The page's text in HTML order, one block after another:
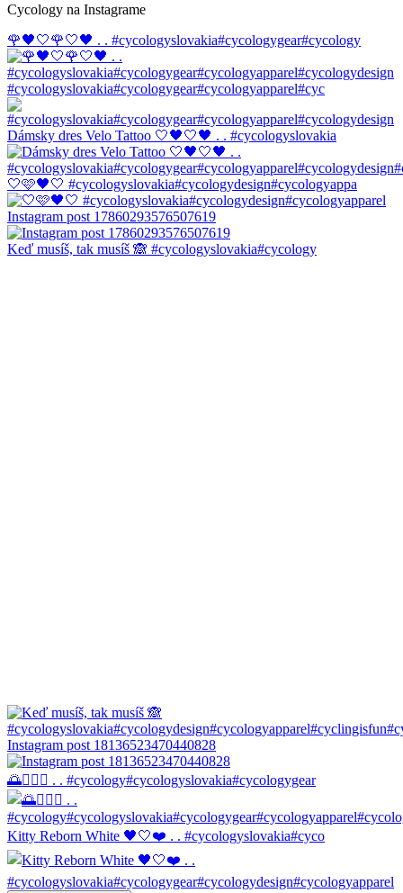
Cycology na Instagrame
🌹🖤🤍🌹🤍🖤 . . #cycologyslovakia#cycologygear#cycology
#cycologyslovakia#cycologygear#cycologyapparel#cyc
Dámsky dres Velo Tattoo 🤍🖤🤍🖤 . . #cycologyslovakia
🤍🩷🖤🤍 #cycologyslovakia#cycologydesign#cycologyappa
Instagram post 17860293576507619
Keď musíš, tak musíš 🙈 #cycologyslovakia#cycology
Instagram post 18136523470440828
🌅🚴🏼‍♀️ . . #cycology#cycologyslovakia#cycologygear
Kitty Reborn White 🖤🤍❤️ . . #cycologyslovakia#cyco